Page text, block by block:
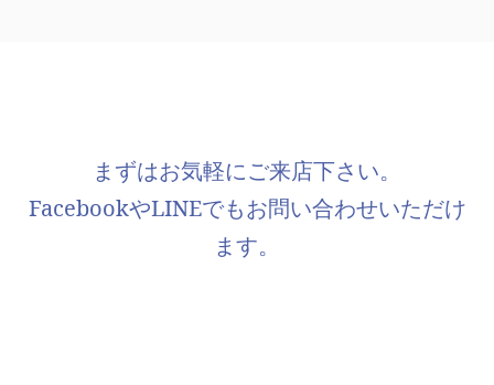
まずはお気軽にご来店下さい。
FacebookやLINEでもお問い合わせいただけ
ます。